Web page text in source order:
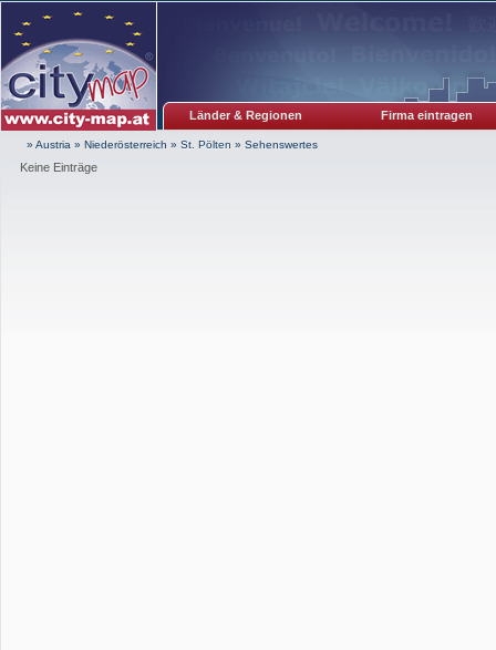
Länder & Regionen Firma eintragen
» Austria » Niederösterreich » St. Pölten » Sehenswertes
Keine Einträge